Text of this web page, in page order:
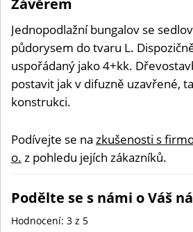
Závěrem
Jednopodlažní bungalov se
půdorysem do tvaru L.
uspořádaný jako 4+kk.
postavit jak v difuzně uzavřené,
konstrukci.
Podívejte se na zkušenosti s
o. z pohledu jejích zákazníků.
Podělte se s námi o Váš
Hodnocení: 3 z 5